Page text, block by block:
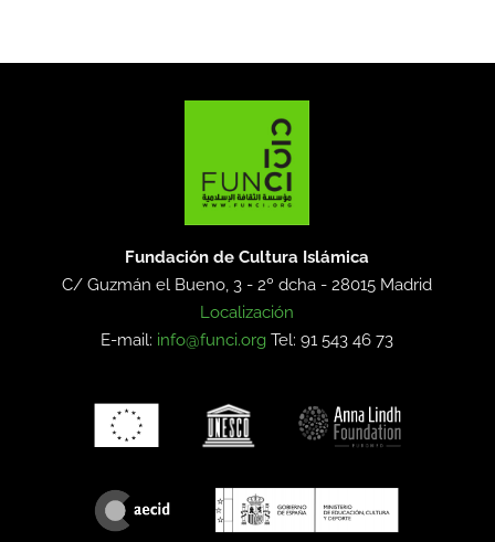
Fundación de Cultura Islámica
C/ Guzmán el Bueno, 3 - 2º dcha -28015 Madrid
Localización
E-mail: info@funci.org Tel: 91 543 46 73